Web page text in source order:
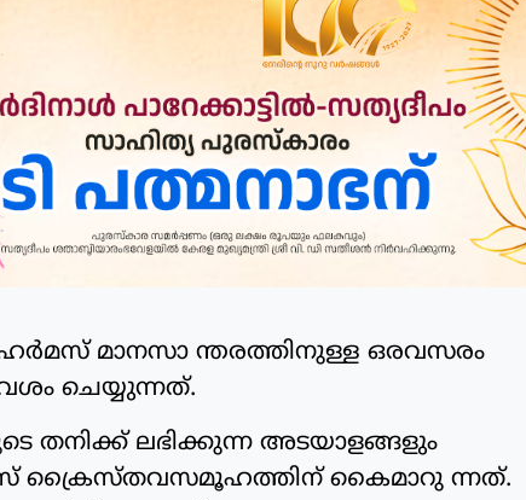
മാനസാ ന്തരത്തിനുള്ള ഒരവസരം
ചെയ്യുന്നത്.
തനിക്ക് ലഭിക്കുന്ന അടയാളങ്ങളും
ക്രൈസ്തവസമൂഹത്തിന് കൈമാറു ന്നത്.